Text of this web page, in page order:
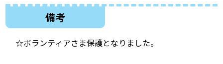
備考
☆ボランティアさま保護となりました。